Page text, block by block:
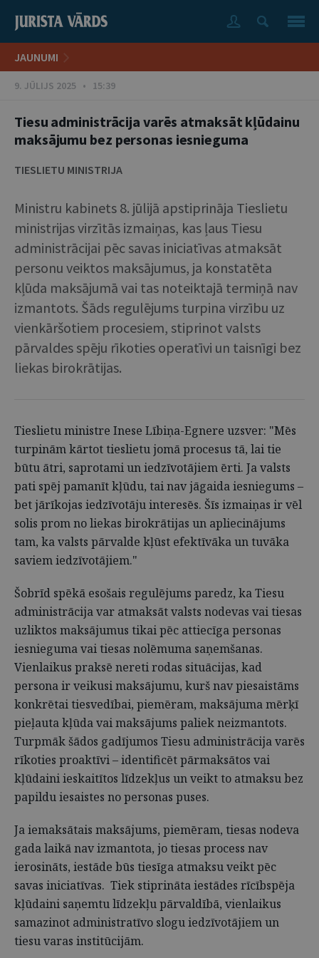
JAUNUMI
9. JŪLIJS 2025 • 15:39
Tiesu administrācija varēs atmaksāt kļūdainu
maksājumu bez personas iesnieguma
TIESLIETU MINISTRIJA
Ministru kabinets 8. jūlijā apstiprināja Tieslietu
ministrijas virzītās izmaiņas, kas ļaus Tiesu
administrācijai pēc savas iniciatīvas atmaksāt
personu veiktos maksājumus, ja konstatēta
kļūda maksājumā vai tas noteiktajā termiņā nav
izmantots. Šāds regulējums turpina virzību uz
vienkāršotiem procesiem, stiprinot valsts
pārvaldes spēju rīkoties operatīvi un taisnīgi bez
liekas birokrātijas.
Tieslietu ministre Inese Lībiņa-Egnere uzsver: "Mēs
turpinām kārtot tieslietu jomā procesus tā, lai tie
būtu ātri, saprotami un iedzīvotājiem ērti. Ja valsts
pati spēj pamanīt kļūdu, tai nav jāgaida iesniegums –
bet jārīkojas iedzīvotāju interesēs. Šīs izmaiņas ir vēl
solis prom no liekas birokrātijas un apliecinājums
tam, ka valsts pārvalde kļūst efektīvāka un tuvāka
saviem iedzīvotājiem."
Šobrīd spēkā esošais regulējums paredz, ka Tiesu
administrācija var atmaksāt valsts nodevas vai tiesas
uzliktos maksājumus tikai pēc attiecīga personas
iesnieguma vai tiesas nolēmuma saņemšanas.
Vienlaikus praksē nereti rodas situācijas, kad
persona ir veikusi maksājumu, kurš nav piesaistāms
konkrētai tiesvedībai, piemēram, maksājuma mērķī
pieļauta kļūda vai maksājums paliek neizmantots.
Turpmāk šādos gadījumos Tiesu administrācija varēs
rīkoties proaktīvi – identificēt pārmaksātos vai
kļūdaini ieskaitītos līdzekļus un veikt to atmaksu bez
papildu iesaistes no personas puses.
Ja iemaksātais maksājums, piemēram, tiesas nodeva
gada laikā nav izmantota, jo tiesas process nav
ierosināts, iestāde būs tiesīga atmaksu veikt pēc
savas iniciatīvas. Tiek stiprināta iestādes rīcībspēja
kļūdaini saņemtu līdzekļu pārvaldībā, vienlaikus
samazinot administratīvo slogu iedzīvotājiem un
tiesu varas institūcijām.